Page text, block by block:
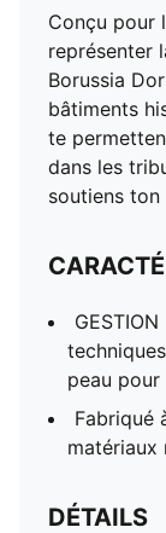
Conçu pour
représenter
Borussia
bâtiments
te
dans les
soutiens ton
peau pour
Fabriqué
matériaux
DÉTAILS